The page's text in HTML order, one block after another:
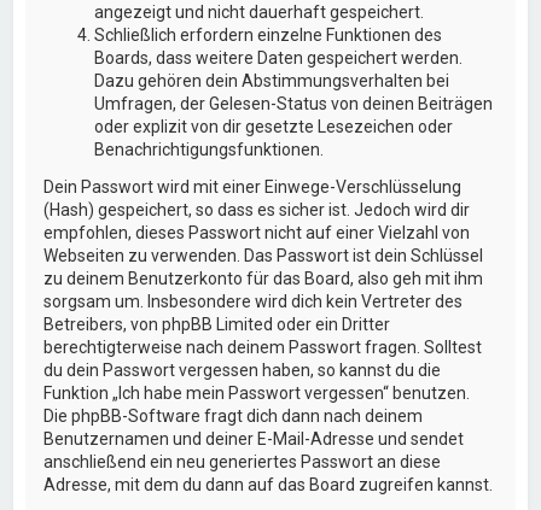
angezeigt und nicht dauerhaft gespeichert.
Schließlich erfordern einzelne Funktionen des
Boards, dass weitere Daten gespeichert werden.
Dazu gehören dein Abstimmungsverhalten bei
Umfragen, der Gelesen-Status von deinen Beiträgen
oder explizit von dir gesetzte Lesezeichen oder
Benachrichtigungsfunktionen.
Dein Passwort wird mit einer Einwege-Verschlüsselung
(Hash) gespeichert, so dass es sicher ist. Jedoch wird dir
empfohlen, dieses Passwort nicht auf einer Vielzahl von
Webseiten zu verwenden. Das Passwort ist dein Schlüssel
zu deinem Benutzerkonto für das Board, also geh mit ihm
sorgsam um. Insbesondere wird dich kein Vertreter des
Betreibers, von phpBB Limited oder ein Dritter
berechtigterweise nach deinem Passwort fragen. Solltest
du dein Passwort vergessen haben, so kannst du die
Funktion „Ich habe mein Passwort vergessen“ benutzen.
Die phpBB-Software fragt dich dann nach deinem
Benutzernamen und deiner E-Mail-Adresse und sendet
anschließend ein neu generiertes Passwort an diese
Adresse, mit dem du dann auf das Board zugreifen kannst.